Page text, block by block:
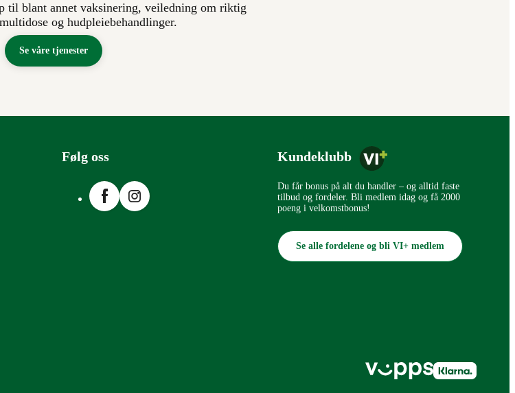
til blant annet vaksinering, veiledning om riktig
og hudpleiebehandlinger.
Se våre tjenester
Følg oss
FacebookInstagram
Kundeklubb
Du får bonus på alt du handler – og alltid faste
tilbud og fordeler. Bli medlem idag og få 2000
poeng i velkomstbonus!
Se alle fordelene og bli VI+ medlem